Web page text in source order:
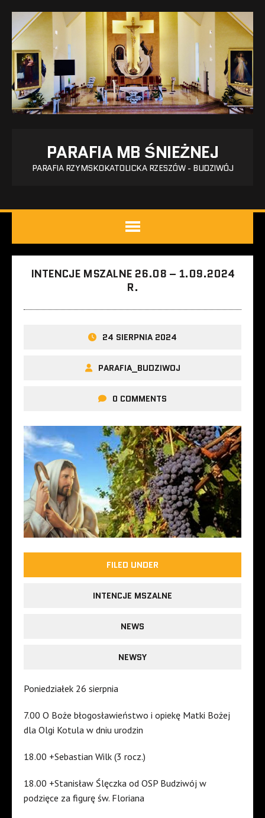
PARAFIA MB ŚNIEŻNEJ
PARAFIA RZYMSKOKATOLICKA RZESZÓW - BUDZIWÓJ
INTENCJE MSZALNE 26.08 – 1.09.2024
R.
24 SIERPNIA 2024
PARAFIA_BUDZIWOJ
0 COMMENTS
FILED UNDER
INTENCJE MSZALNE
NEWS
NEWSY
Poniedziałek 26 sierpnia
7.00 O Boże błogosławieństwo i opiekę Matki Bożej
dla Olgi Kotula w dniu urodzin
18.00 +Sebastian Wilk (3 rocz.)
18.00 +Stanisław Ślęczka od OSP Budziwój w
podzięce za figurę św. Floriana